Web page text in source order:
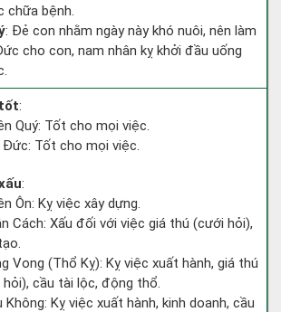
chữa bệnh.
: Đẻ con nhằm ngày này khó nuôi, nên làm
cho con, nam nhân kỵ khởi đầu uống
:
Quý: Tốt cho mọi việc.
Đức: Tốt cho mọi việc.
:
Ôn: Kỵ việc xây dựng.
Cách: Xấu đối với việc giá thú (cưới hỏi),
Vong (Thổ Kỵ): Kỵ việc xuất hành, giá thú
cầu tài lộc, động thổ.
Không: Kỵ việc xuất hành, kinh doanh, cầu